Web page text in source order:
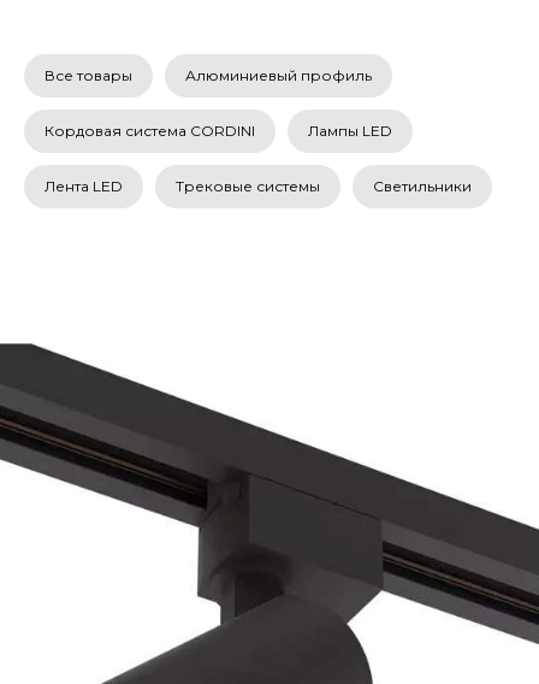
Все товары Алюминиевый профиль
Кордовая система CORDINI Лампы LED
Лента LED Трековые системы Светильники